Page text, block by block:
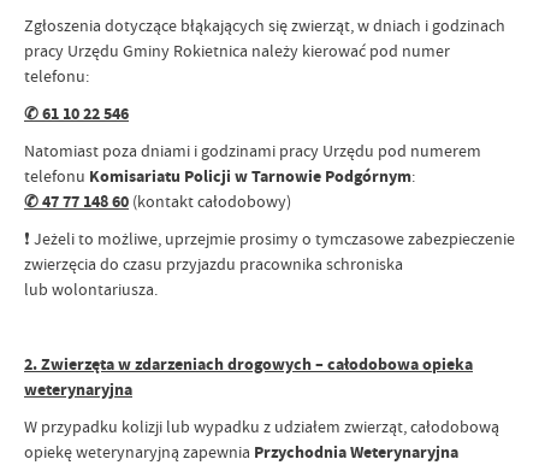
Zgłoszenia dotyczące błąkających się zwierząt, w dniach i godzinach
pracy Urzędu Gminy Rokietnica należy kierować pod numer
telefonu:
✆ 61 10 22 546
Natomiast poza dniami i godzinami pracy Urzędu pod numerem
telefonu Komisariatu Policji w Tarnowie Podgórnym:
✆ 47 77 148 60 (kontakt całodobowy)
❗ Jeżeli to możliwe, uprzejmie prosimy o tymczasowe zabezpieczenie
zwierzęcia do czasu przyjazdu pracownika schroniska
lub wolontariusza.
2. Zwierzęta w zdarzeniach drogowych – całodobowa opieka
weterynaryjna
W przypadku kolizji lub wypadku z udziałem zwierząt, całodobową
opiekę weterynaryjną zapewnia Przychodnia Weterynaryjna